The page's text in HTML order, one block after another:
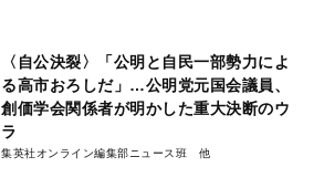
〈自公決裂〉「公明と自民一部勢力によ
る高市おろしだ」…公明党元国会議員、
創価学会関係者が明かした重大決断のウ
ラ
集英社オンライン編集部ニュース班